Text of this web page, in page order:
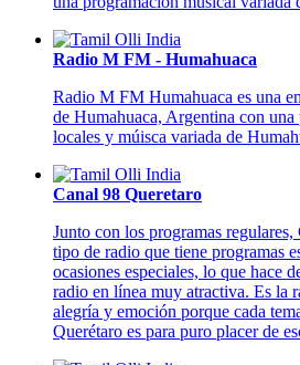
Radio M FM - Humahuaca
Radio M FM Humahuaca es una
de Humahuaca, Argentina con
locales y múisca variada de
Canal 98 Queretaro
Junto con los programas regulares,
tipo de radio que tiene programas
ocasiones especiales, lo que hace
radio en línea muy atractiva. Es la
alegría y emoción porque cada
Querétaro es para puro placer de